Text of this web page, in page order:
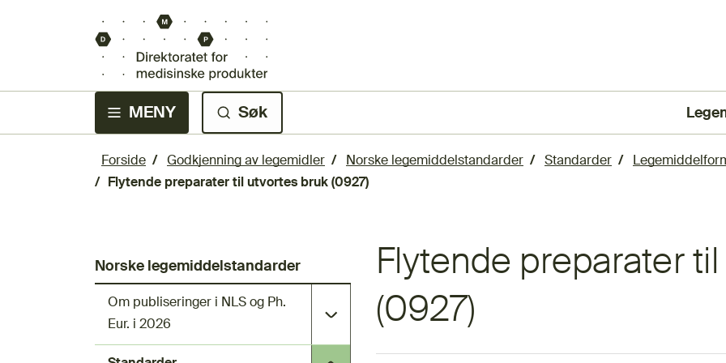
MENY Søk
Forside Godkjenning av legemidler Norske legemiddelstandarder Standarder
Flytende preparater til utvortes bruk (0927)
Norske legemiddelstandarder
Om publiseringer i NLS og Ph.
Eur. i 2026
Flytende preparater
(0927)